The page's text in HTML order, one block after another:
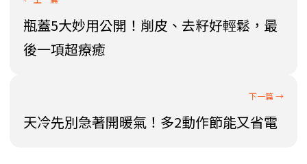
瓶蓋5大妙用公開！削皮、去籽好輕鬆，最
後一項超療癒
天冷先別急著開暖氣！多2動作節能又省電